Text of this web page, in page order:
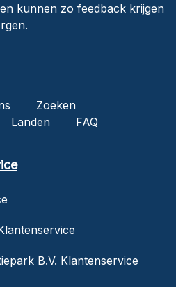
kunnen zo feedback krijgen
Zoeken
Landen FAQ
B.V. Klantenservice